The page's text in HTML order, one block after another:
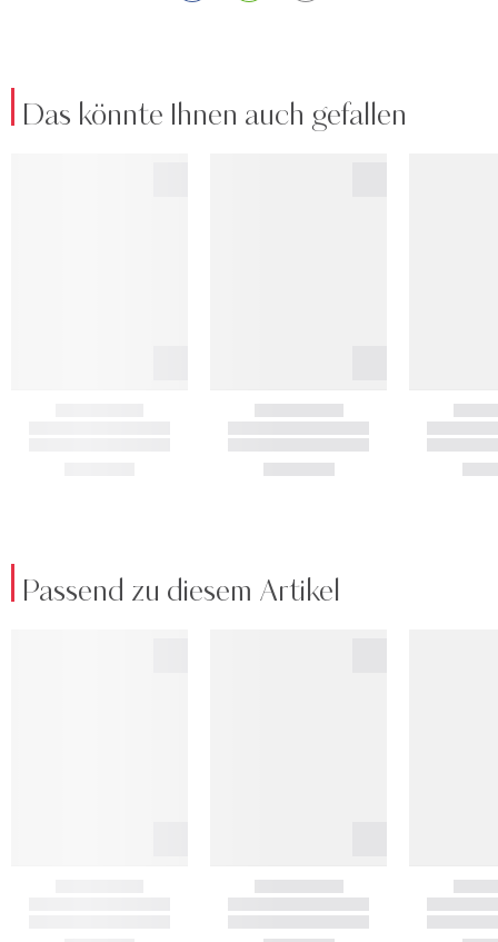
Das könnte Ihnen auch gefallen
Passend zu diesem Artikel